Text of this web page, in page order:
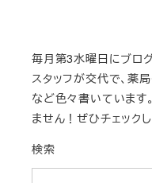
毎月第3水曜日にブロ
スタッフが交代で、薬
など色々書いています
ません！ぜひチェック
検索